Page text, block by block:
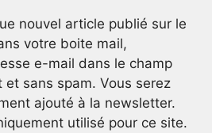
nouvel article publié sur le
votre boite mail,
e-mail dans le champ
sans spam. Vous serez
ajouté à la newsletter.
utilisé pour ce site.